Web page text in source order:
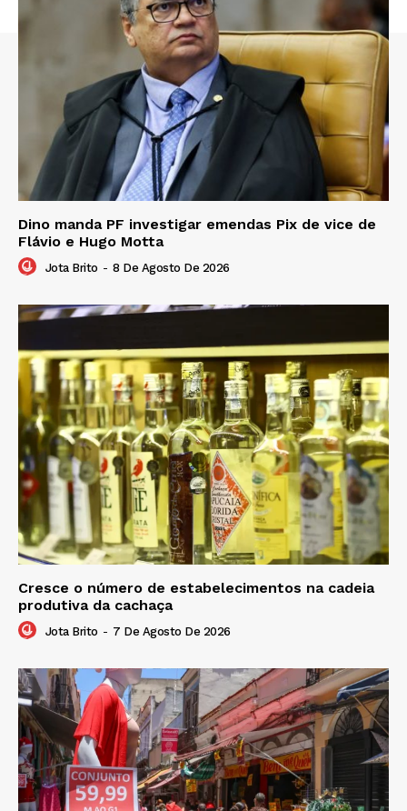
Dino manda PF investigar emendas Pix de vice de
Flávio e Hugo Motta
Jota Brito - 8 De Agosto De 2026
Cresce o número de estabelecimentos na cadeia
produtiva da cachaça
Jota Brito - 7 De Agosto De 2026